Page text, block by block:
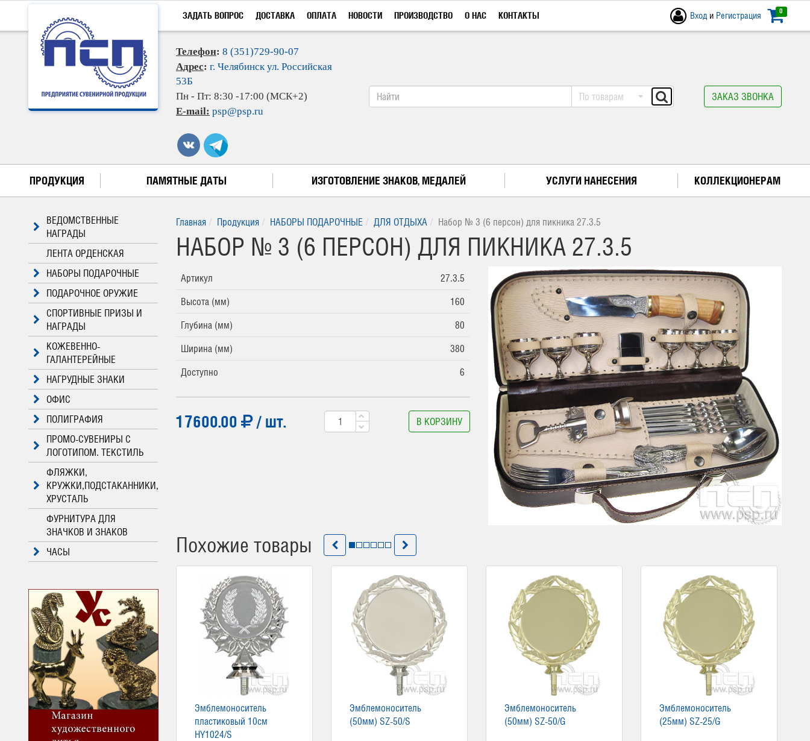
ЗАДАТЬ ВОПРОС ДОСТАВКА ОПЛАТА НОВОСТИ ПРОИЗВОДСТВО О НАС КОНТАКТЫ 0
Вход и Регистрация
Телефон: 8 (351)729-90-07
Адрес: г. Челябинск ул. Российская
53Б
Пн - Пт: 8:30 -17:00 (МСК+2)
E-mail: psp@psp.ru
По товарам ЗАКАЗ ЗВОНКА
ПРОДУКЦИЯ ПАМЯТНЫЕ ДАТЫ ИЗГОТОВЛЕНИЕ ЗНАКОВ, МЕДАЛЕЙ УСЛУГИ НАНЕСЕНИЯ КОЛЛЕКЦИОНЕРАМ
ВЕДОМСТВЕННЫЕ
НАГРАДЫ
ЛЕНТА ОРДЕНСКАЯ
НАБОРЫ ПОДАРОЧНЫЕ
ПОДАРОЧНОЕ ОРУЖИЕ
СПОРТИВНЫЕ ПРИЗЫ И
НАГРАДЫ
КОЖЕВЕННО-
ГАЛАНТЕРЕЙНЫЕ
НАГРУДНЫЕ ЗНАКИ
ОФИС
ПОЛИГРАФИЯ
ПРОМО-СУВЕНИРЫ С
ЛОГОТИПОМ. ТЕКСТИЛЬ
ФЛЯЖКИ,
КРУЖКИ,ПОДСТАКАННИКИ,
ХРУСТАЛЬ
ФУРНИТУРА ДЛЯ
ЗНАЧКОВ И ЗНАКОВ
ЧАСЫ
Главная Продукция НАБОРЫ ПОДАРОЧНЫЕ ДЛЯ ОТДЫХА Набор № 3 (6 персон) для пикника 27.3.5
НАБОР № 3 (6 ПЕРСОН) ДЛЯ ПИКНИКА 27.3.5
Артикул
27.3.5
Высота (мм)
160
Глубина (мм)
80
Ширина (мм)
380
Доступно
6
17600.00 / шт. В КОРЗИНУ
Похожие товары
Эмблемоноситель
пластиковый 10см
HY1024/S
Эмблемоноситель
(50мм) SZ-50/S
Эмблемоноситель
(50мм) SZ-50/G
Эмблемоноситель
(25мм) SZ-25/G